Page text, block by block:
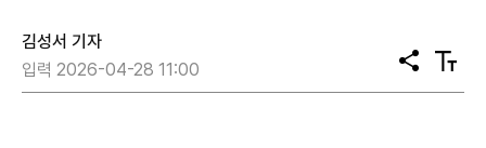
김성서 기자
입력 2026-04-28 11:00
공
유
텍
스